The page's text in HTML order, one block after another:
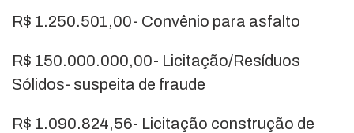
R$ 1.250.501,00- Convênio para asfalto
R$ 150.000.000,00- Licitação/Resíduos
Sólidos- suspeita de fraude
R$ 1.090.824,56- Licitação construção de